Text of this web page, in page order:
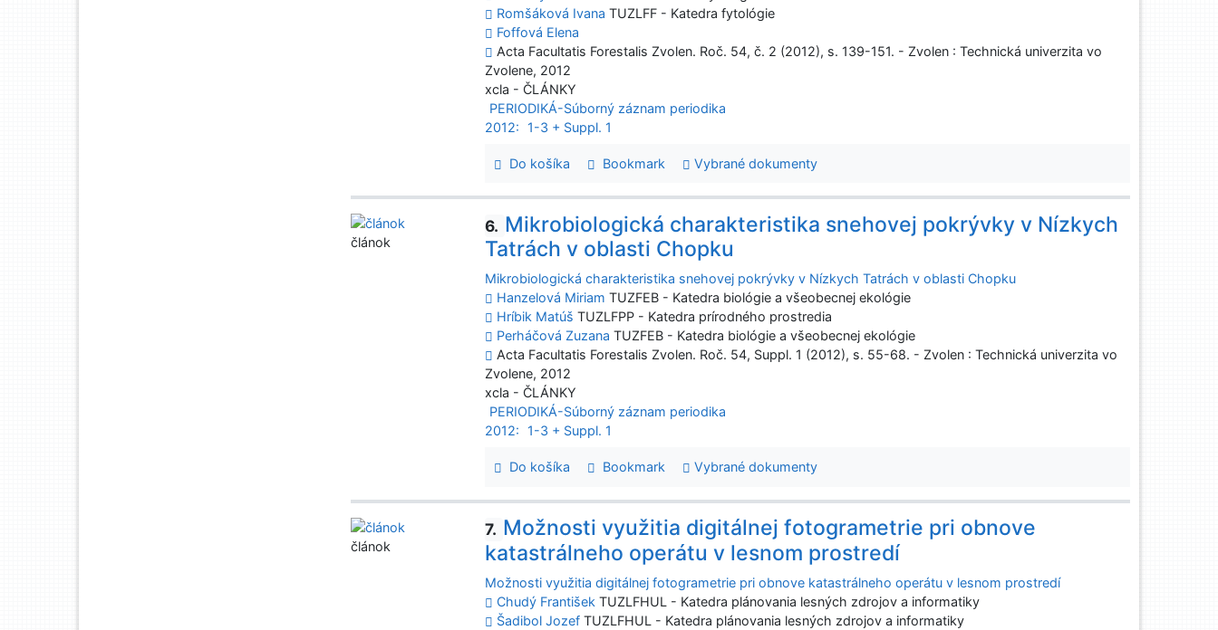
Romšáková Ivana TUZLFF - Katedra fytológie
Foffová Elena
Acta Facultatis Forestalis Zvolen. Roč. 54, č. 2 (2012), s. 139-151. - Zvolen : Technická univerzita vo
Zvolene, 2012
xcla - ČLÁNKY
PERIODIKÁ-Súborný záznam periodika
2012:
1-3 + Suppl. 1
Do košíka Bookmark Vybrané dokumenty
6. Mikrobiologická charakteristika snehovej pokrývky v Nízkych
Tatrách v oblasti Chopku
Mikrobiologická charakteristika snehovej pokrývky v Nízkych Tatrách v oblasti Chopku
Hanzelová Miriam TUZFEB - Katedra biológie a všeobecnej ekológie
Hríbik Matúš TUZLFPP - Katedra prírodného prostredia
Perháčová Zuzana TUZFEB - Katedra biológie a všeobecnej ekológie
Acta Facultatis Forestalis Zvolen. Roč. 54, Suppl. 1 (2012), s. 55-68. - Zvolen : Technická univerzita vo
Zvolene, 2012
xcla - ČLÁNKY
PERIODIKÁ-Súborný záznam periodika
2012:
1-3 + Suppl. 1
Do košíka Bookmark Vybrané dokumenty
článok
7. Možnosti využitia digitálnej fotogrametrie pri obnove
katastrálneho operátu v lesnom prostredí
Možnosti využitia digitálnej fotogrametrie pri obnove katastrálneho operátu v lesnom prostredí
Chudý František TUZLFHUL - Katedra plánovania lesných zdrojov a informatiky
Šadibol Jozef TUZLFHUL - Katedra plánovania lesných zdrojov a informatiky
článok